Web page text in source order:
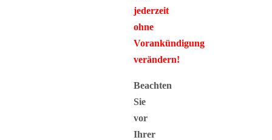
jederzeit
ohne
Vorankündigung
verändern!
Beachten
Sie
vor
Ihrer